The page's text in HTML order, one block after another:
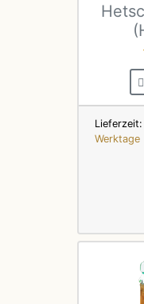
Lieferzeit:
Werktage